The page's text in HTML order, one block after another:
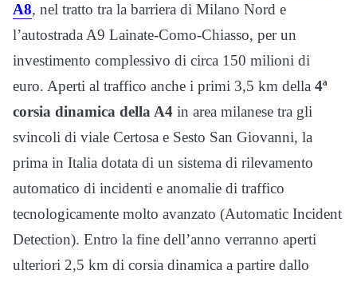
A8, nel tratto tra la barriera di Milano Nord e
l’autostrada A9 Lainate-Como-Chiasso, per un
investimento complessivo di circa 150 milioni di
euro. Aperti al traffico anche i primi 3,5 km della 4ª
corsia dinamica della A4 in area milanese tra gli
svincoli di viale Certosa e Sesto San Giovanni, la
prima in Italia dotata di un sistema di rilevamento
automatico di incidenti e anomalie di traffico
tecnologicamente molto avanzato (Automatic Incident
Detection). Entro la fine dell’anno verranno aperti
ulteriori 2,5 km di corsia dinamica a partire dallo